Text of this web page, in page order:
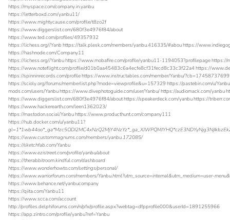
https://myspace.com/company.in.yanbu
https://letterboxd.com/yanbu11/
https://www.mightycause.com/profile/t8zo2f
https://www.diggerslist.com/680f3e4976f84/about
https://www.ted.com/profiles/49357932
https://lichess.org//Yanb https://talk.plesk.com/members/yanbu.416335/#abou https://
https://hashnode.com/Company11
https://lichess.org//Yanbu https://www.mobafire.com/profile/yanbu11-1194053?profilepage https://
https://www.noteflight.com/profile/d01b0aa45483c6a4ecfe8cf31fecd8c33c3f22a4 https://
https://spinninrecords.com/profile https://www.instructables.com/member/Yanbu/
https://scioly.org/forums/memberlist.php?mode=viewprofile&u=157329 https://pastebin.com/u/
mods.com/users/Yanbu https://www.divephotoguide.com/user/Yanbu/ https://audiomack.com/yanbu
https://www.diggerslist.com/680f3e4976f84/about https://speakerdeck.com/yanbu https://
https://www.hackerearth.com/leen1362023/
https://mastodon.social/Yanbu https://www.producthunt.com/company111
https://hub.docker.com/u/yanbu11?
https://www.custommagnums.com/members/yanbu.172085/
https://sketchfab.com/Yanbu
https://www.ezistreet.com/profile/yanbu/about
https://therabbitroom.kindful.com/dashboard
https://www.wonderhowto.com/settings/personal/
https://www.warriorforum.com/members/Yanbu.html?utm_source=internal&utm_medium=user-
https://www.behance.net/yanbucompany
https://qiita.com/Yanbu11
https://www.scca.com/account
http://profiles.delphiforums.com/n/pfx/profile.aspx?webtag=dfpprofile000&userId=1891255966
https://app.zintro.com/profile/yanbu?ref=Yanbu